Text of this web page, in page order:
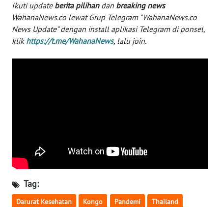
Ikuti update berita pilihandan breaking news
WahanaNews.co lewat Grup Telegram "WahanaNews.co
News Update" dengan install aplikasi Telegram di ponsel,
klik https://t.me/WahanaNews, lalu join.
Tag:
Darurat Kesehatan Kongo Pandemi Thailand
WN
BABEL
WN
WN
LAMPUNG
WN
JATENG